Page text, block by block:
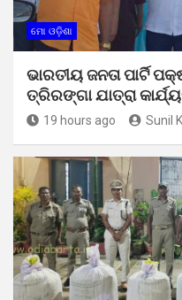
ମୋ ଓଡ଼ିଶା
ଭାରତୀୟ ଜନତା ପାର୍ଟି
ତ୍ରିରଙ୍ଗା ଯାତ୍ରା
19 hours ago Sunil